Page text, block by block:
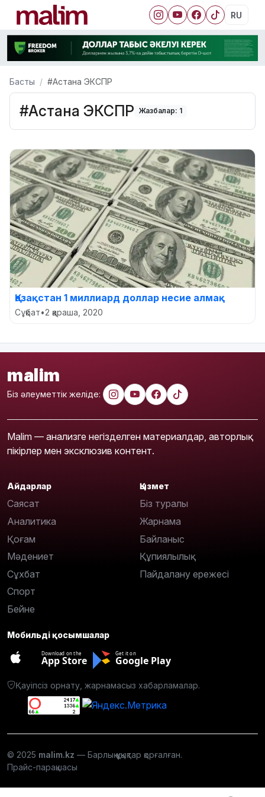
RU
Басты #Астана ЭКСПР
#Астана ЭКСПР Жазбалар: 1
Қазақстан 1 миллиард доллар несие алмақ
Сұқбат•2 қараша, 2020
malim
Біз әлеуметтік желіде:
Malim — анализге негізделген материалдар, авторлық
пікірлер мен эксклюзив контент.
Айдарлар
Саясат
Аналитика
Қоғам
Мәдениет
Сұхбат
Спорт
Бейне
Қызмет
Біз туралы
Жарнама
Байланыс
Құпиялылық
Пайдалану ережесі
Мобильді қосымшалар
Download on the
App Store
Get it on
Google Play
Қауіпсіз орнату, жарнамасыз хабарламалар.
© 2025 malim.kz — Барлық құқықтар қорғалған.
Прайс-парақшасы